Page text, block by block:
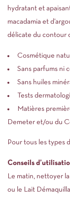
hydratant et
macadamia et
délicate du contour
Cosmétique
Sans parfums ni
Sans huiles
Tests
Matières
Demeter et/ou du
Pour tous les types
Conseils
Le matin, nettoyer
ou le Lait